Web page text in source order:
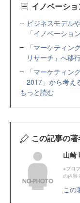
イノベーシ
ビジネスモデル
「イノベーショ
「マーケティン
リサーチ」へ移
「マーケティン
2017」から考え
もっと読む
この記事の
山崎
※プロ
の内容
この